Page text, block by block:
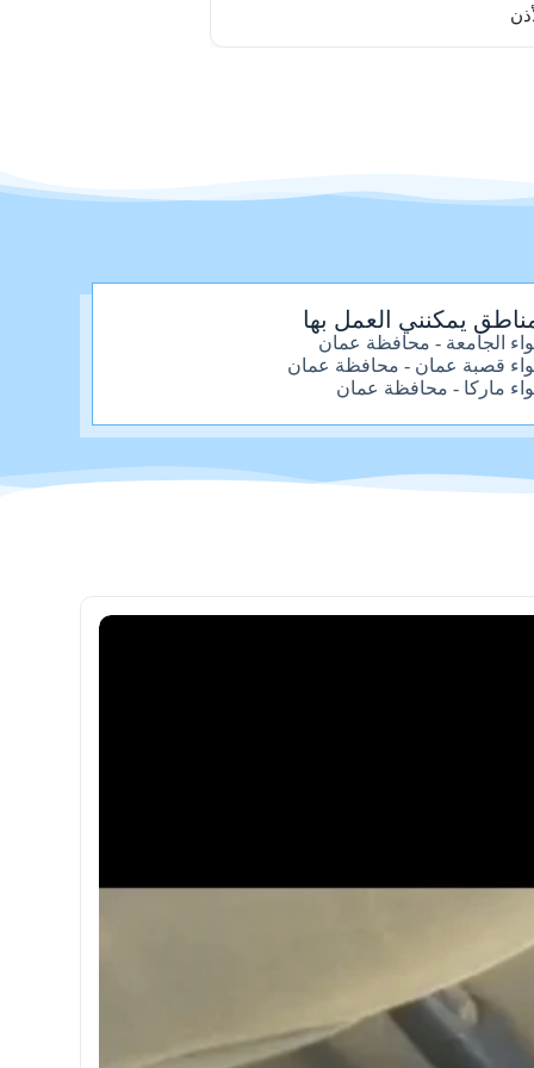
يمكنني العمل بها
الجامعة - محافظة عمان
قصبة عمان - محافظة عمان
ماركا - محافظة عمان